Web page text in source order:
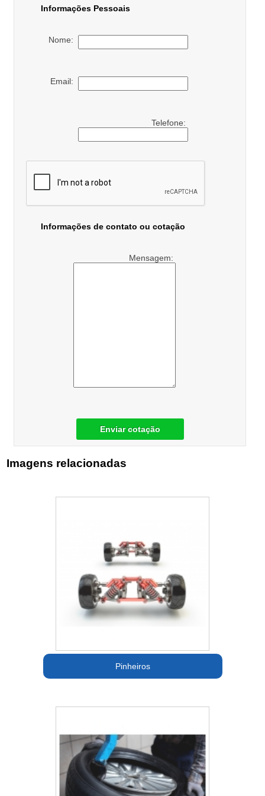
Informações Pessoais
Nome:
Email:
Telefone:
Informações de contato ou cotação
Mensagem:
Enviar cotação
Imagens relacionadas
Pinheiros